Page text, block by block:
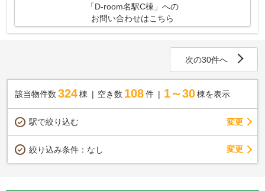
「D-room名駅C棟」への
お問い合わせはこちら
次の30件へ
該当物件数 324棟 空き数 108 件 1～30 棟を表示
駅で絞り込む 変更
絞り込み条件： なし 変更